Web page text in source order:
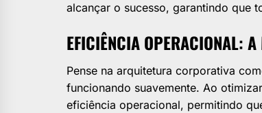
alcançar o sucesso, garantindo que
EFICIÊNCIA OPERACIONAL:
Pense na arquitetura corporativa
funcionando suavemente. Ao
eficiência operacional, permitindo